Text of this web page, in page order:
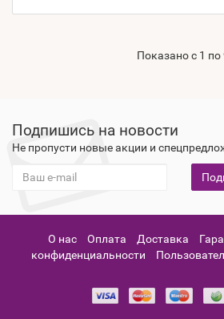
Показано с 1 по
Подпишись на новости
Не пропусти новые акции и
О нас Оплата Доставка
конфиденциальности